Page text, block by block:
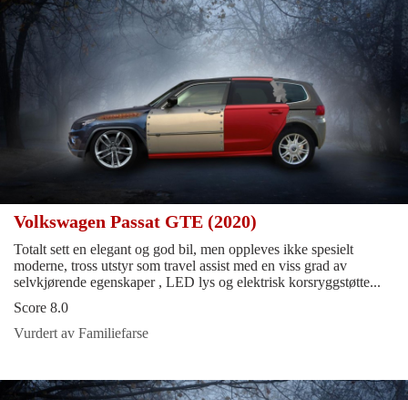
Volkswagen Passat GTE (2020)
Totalt sett en elegant og god bil, men oppleves ikke spesielt
moderne, tross utstyr som travel assist med en viss grad av
selvkjørende egenskaper , LED lys og elektrisk korsryggstøtte...
Score 8.0
Vurdert av Familiefarse